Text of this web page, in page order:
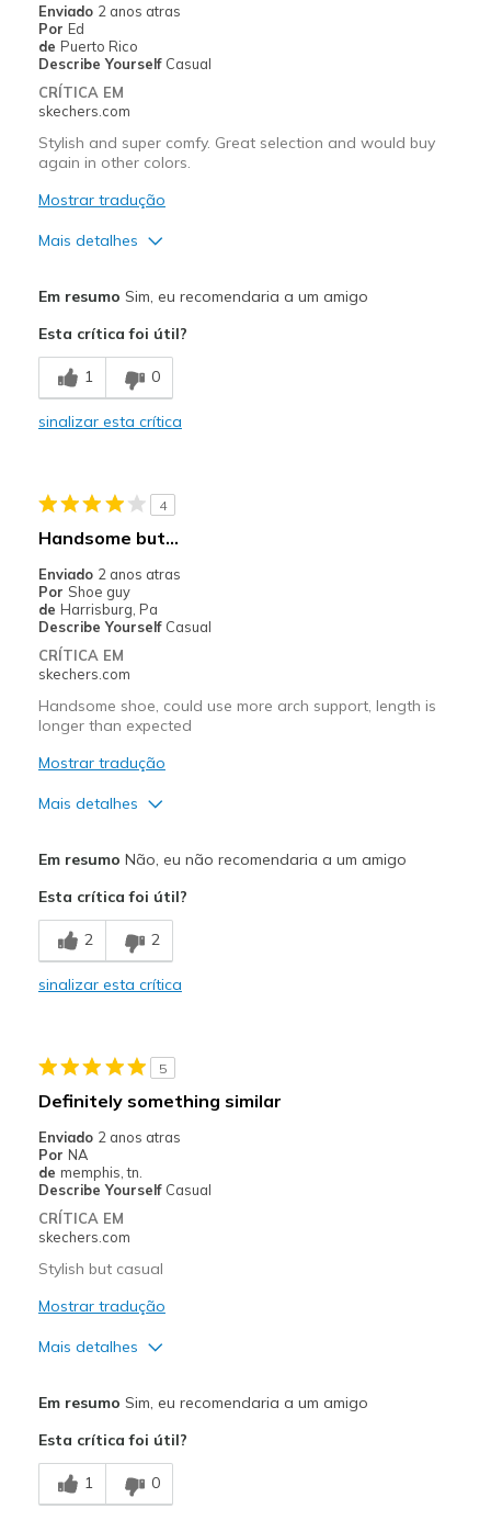
View On Shoes
I'm Into Shoes
Enviado 2 anos atras
Por Ed
de Puerto Rico
Describe Yourself Casual
CRÍTICA EM
skechers.com
Stylish and super comfy. Great selection and would buy
again in other colors.
Mostrar tradução
Mais detalhes
Comfortable
Stylish
Going Out
Width
Sizing
Feels true to size
View On Shoes
Em resumo Sim, eu recomendaria a um amigo
Esta crítica foi útil?
1 0
sinalizar esta crítica
4
Handsome but…
Enviado 2 anos atras
Por Shoe guy
de Harrisburg, Pa
Describe Yourself Casual
CRÍTICA EM
skechers.com
Handsome shoe, could use more arch support, length is
longer than expected
Mostrar tradução
Mais detalhes
Contras
Not much arch support
Feels true to width
Sizing
Feels half size too big
View On Shoes
I'm Into Shoes
Em resumo Não, eu não recomendaria a um amigo
Esta crítica foi útil?
2 2
sinalizar esta crítica
5
Definitely something similar
Enviado 2 anos atras
Por NA
de memphis, tn.
Describe Yourself Casual
CRÍTICA EM
skechers.com
Stylish but casual
Mostrar tradução
Mais detalhes
Comfortable
Stylish
Em resumo Sim, eu recomendaria a um amigo
Esta crítica foi útil?
1 0